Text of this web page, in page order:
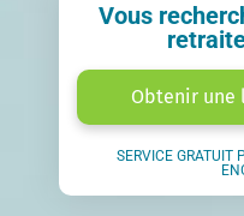
Vous
Obtenir une
SERVICE GRATUIT